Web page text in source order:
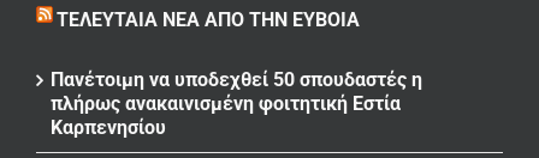
ΤΕΛΕΥΤΑΊΑ ΝΈΑ ΑΠΌ ΤΗΝ ΕΎΒΟΙΑ
Πανέτοιμη να υποδεχθεί 50 σπουδαστές η
πλήρως ανακαινισμένη φοιτητική Εστία
Καρπενησίου